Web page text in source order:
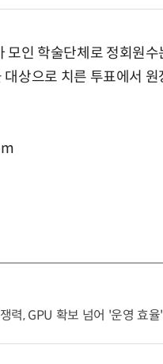
모인 학술단체로 정회원
상으로 치른 투표에서
력, GPU 확보 넘어 '운영 효